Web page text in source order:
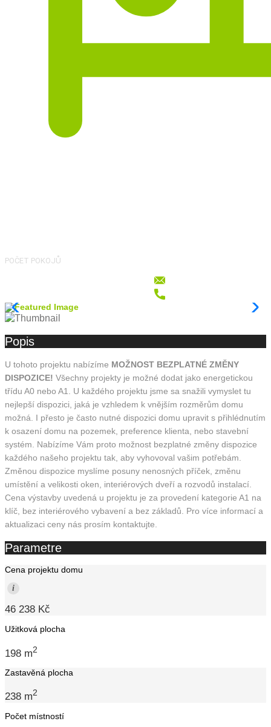
POČET POKOJŮ
Popis
U tohoto projektu nabízíme MOŽNOST BEZPLATNÉ ZMĚNY
DISPOZICE! Všechny projekty je možné dodat jako energetickou
třídu A0 nebo A1. U každého projektu jsme sa snažili vymyslet tu
nejlepší dispozici, jaká je vzhledem k vnějším rozměrům domu
možná. I přesto je často nutné dispozici domu upravit s přihlédnutím
k osazení domu na pozemek, preference klienta, nebo stavební
systém. Nabízíme Vám proto možnost bezplatné změny dispozice
každého našeho projektu tak, aby vyhovoval vašim potřebám.
Změnou dispozice myslíme posuny nenosných příček, změnu
umístění a velikosti oken, interiérových dveří a rozvodů instalací.
Cena výstavby uvedená u projektu je za provedení kategorie A1 na
klíč, bez interiérového vybavení a bez základů. Pro více informací a
aktualizaci ceny nás prosím kontaktujte.
Parametre
Cena projektu domu
i
46 238 Kč
Užitková plocha
198 m2
Zastavěná plocha
238 m2
Počet místností